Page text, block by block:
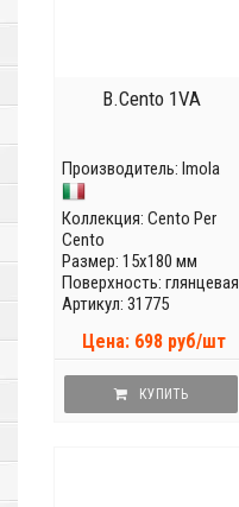
B.Cento 1VA
Производитель: Imola
Коллекция: Cento Per
Cento
Размер: 15x180 мм
Поверхность: глянцевая
Артикул: 31775
Цена: 698 руб/шт
КУПИТЬ